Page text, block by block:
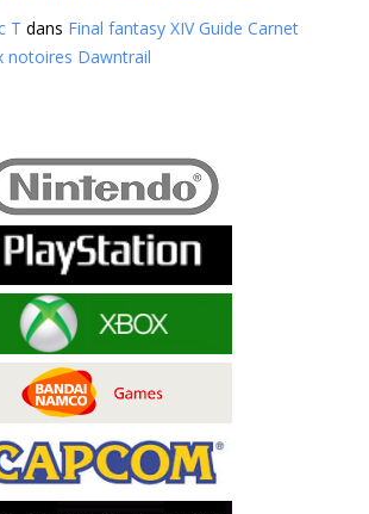
T dans Final fantasy XIV Guide Carnet
notoires Dawntrail